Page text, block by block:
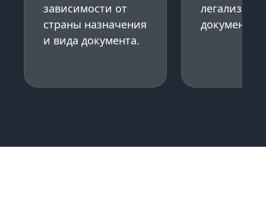
зависимости от
страны назначения
и вида документа.
документов.